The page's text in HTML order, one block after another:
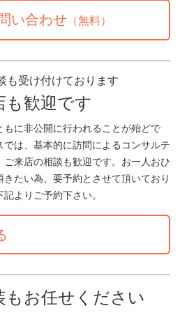
い合わせ （無料）
も受け付けております
も歓迎です
に非公開に行われることが殆どで
は、基本的に訪問によるコンサルテ
ご来店の相談も歓迎です。お一人おひ
たい為、要予約とさせて頂いており
よりご予約下さい。
もお任せください